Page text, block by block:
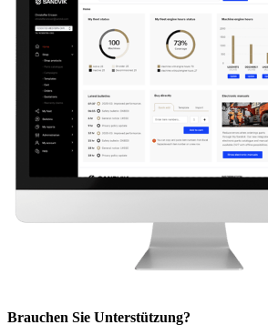
Brauchen Sie Unterstützung?